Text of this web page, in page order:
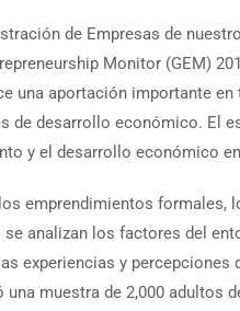
de Empresas de
Monitor (GEM)
una aportación importante
desarrollo económico. El
y el desarrollo económico
emprendimientos formales,
analizan los factores del
experiencias y
muestra de 2,000 adultos